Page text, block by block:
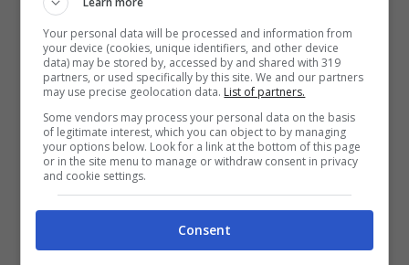
spesso utilizzano indirizzi simili a quelli
ufficiali, con piccole variazioni difficili
da notare a prima vista. Controlla che
non ci siano errori ortografici o
caratteri insoliti.
Link Sospetti? No, Grazie!:
di
dubbia provenienza. Anche se illink
Your personal data will be processed and information from
your device (cookies, unique identifiers, and other device
data) may be stored by, accessed by and shared with 319
partners, or used specifically by this site. We and our partners
may use precise geolocation data. List of partners.
Some vendors may process your personal data on the basis
of legitimate interest, which you can object to by managing
your options below. Look for a link at the bottom of this page
or in the site menu to manage or withdraw consent in privacy
and cookie settings.
Consent